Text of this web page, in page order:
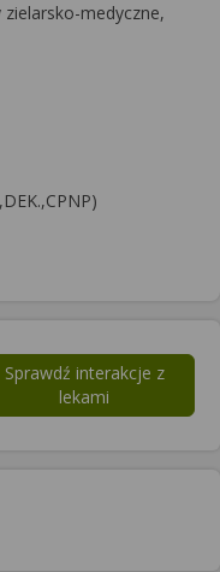
zielarsko-medyczne,
Sprawdź interakcje z
lekami